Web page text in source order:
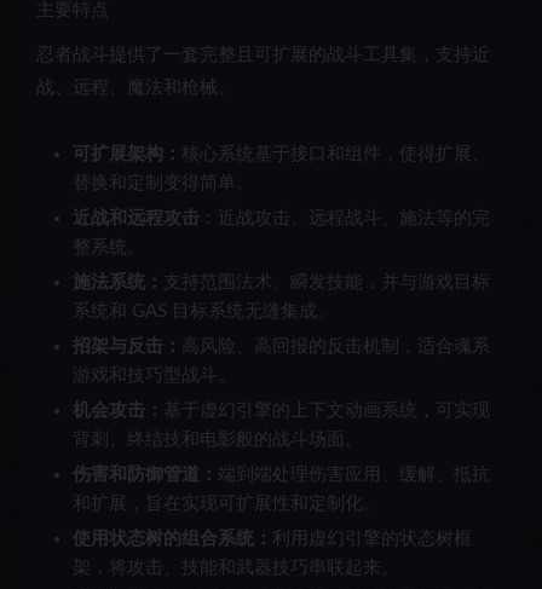
主要特点
忍者战斗提供了一套完整且可扩展的战斗工具集，支持近
战、远程、魔法和枪械。
可扩展架构： 核心系统基于接口和组件，使得扩展、
替换和定制变得简单。
近战和远程攻击 ：近战攻击、远程战斗、施法等的完
整系统。
施法系统： 支持范围法术、瞬发技能，并与游戏目标
系统和 GAS 目标系统无缝集成。
招架与反击：
高风险、高回报的反击机制，适合魂系
游戏和技巧型战斗。
机会攻击： 基于虚幻引擎的上下文动画系统，可实现
背刺、终结技和电影般的战斗场面。
伤害和防御管道： 端到端处理伤害应用、缓解、抵抗
和扩展，旨在实现可扩展性和定制化。
使用状态树的组合系统： 利用虚幻引擎的状态树框
架，将攻击、技能和武器技巧串联起来。